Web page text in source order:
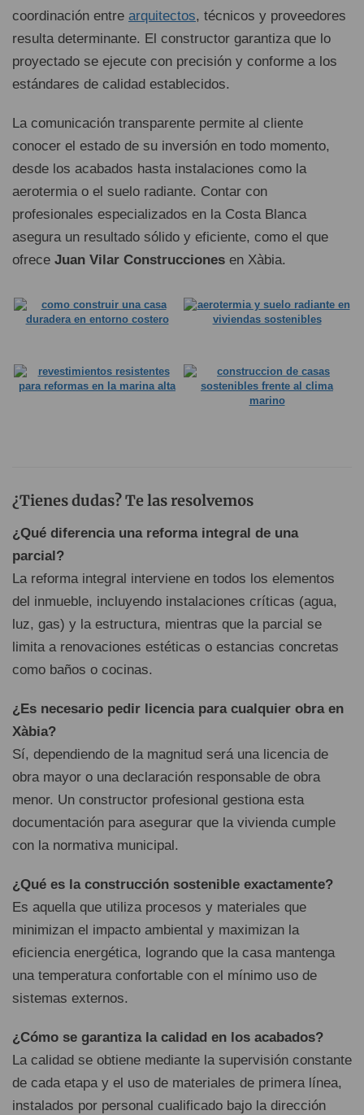
coordinación entre arquitectos, técnicos y proveedores
resulta determinante. El constructor garantiza que lo
proyectado se ejecute con precisión y conforme a los
estándares de calidad establecidos.
La comunicación transparente permite al cliente
conocer el estado de su inversión en todo momento,
desde los acabados hasta instalaciones como la
aerotermia o el suelo radiante. Contar con
profesionales especializados en la Costa Blanca
asegura un resultado sólido y eficiente, como el que
ofrece Juan Vilar Construcciones en Xàbia.
¿Tienes dudas? Te las resolvemos
¿Qué diferencia una reforma integral de una
parcial?
La reforma integral interviene en todos los elementos
del inmueble, incluyendo instalaciones críticas (agua,
luz, gas) y la estructura, mientras que la parcial se
limita a renovaciones estéticas o estancias concretas
como baños o cocinas.
¿Es necesario pedir licencia para cualquier obra en
Xàbia?
Sí, dependiendo de la magnitud será una licencia de
obra mayor o una declaración responsable de obra
menor. Un constructor profesional gestiona esta
documentación para asegurar que la vivienda cumple
con la normativa municipal.
¿Qué es la construcción sostenible exactamente?
Es aquella que utiliza procesos y materiales que
minimizan el impacto ambiental y maximizan la
eficiencia energética, logrando que la casa mantenga
una temperatura confortable con el mínimo uso de
sistemas externos.
¿Cómo se garantiza la calidad en los acabados?
La calidad se obtiene mediante la supervisión constante
de cada etapa y el uso de materiales de primera línea,
instalados por personal cualificado bajo la dirección